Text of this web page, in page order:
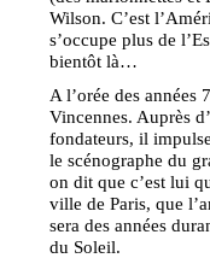
Wilson. C’est
s’occupe plus de
bientôt là…
A l’orée des années
Vincennes. Auprès
fondateurs, il
le scénographe du
on dit que c’est lui
ville de Paris, que
sera des années
du Soleil.